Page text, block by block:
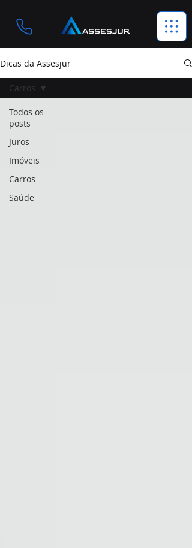
Dicas da Assesjur
Todos os
posts
Juros
Imóveis
Carros
Saúde
Carros